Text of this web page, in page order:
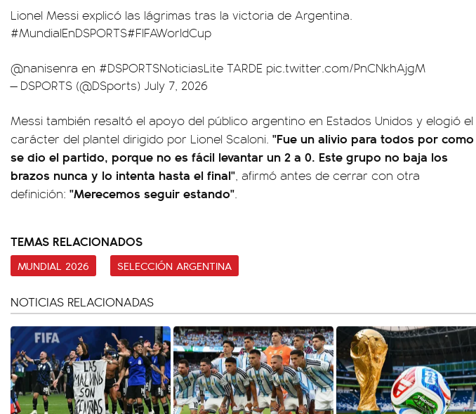
Lionel Messi explicó las lágrimas tras la victoria de Argentina.
#MundialEnDSPORTS#FIFAWorldCup
@nanisenra en #DSPORTSNoticiasLite TARDE pic.twitter.com/PnCNkhAjgM
— DSPORTS (@DSports) July 7, 2026
Messi también resaltó el apoyo del público argentino en Estados Unidos y elogió el
carácter del plantel dirigido por Lionel Scaloni. "Fue un alivio para todos por como
se dio el partido, porque no es fácil levantar un 2 a 0. Este grupo no baja los
brazos nunca y lo intenta hasta el final", afirmó antes de cerrar con otra
definición: "Merecemos seguir estando".
TEMAS RELACIONADOS
MUNDIAL 2026 SELECCIÓN ARGENTINA
NOTICIAS RELACIONADAS